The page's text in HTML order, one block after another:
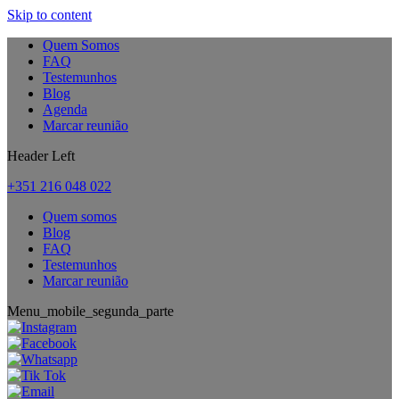
Skip to content
Quem Somos
FAQ
Testemunhos
Blog
Agenda
Marcar reunião
Header Left
+351 216 048 022
Quem somos
Blog
FAQ
Testemunhos
Marcar reunião
Menu_mobile_segunda_parte